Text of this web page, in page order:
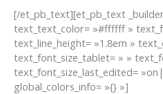
[/et_pb_text][et_pb_text
text_text_color= »#ffffff »
text_line_height= »1.8em »
text_font_size_tablet= » »
text_font_size_last_edited=
global_colors_info= »{} »]